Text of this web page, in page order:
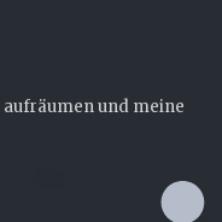
und meine